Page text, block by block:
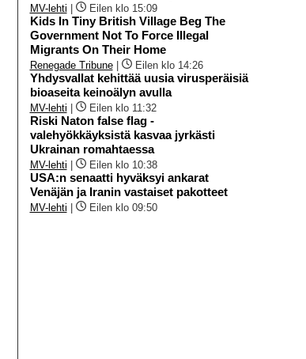
MV-lehti Eilen klo 15:09
Kids In Tiny British Village Beg The
Government Not To Force Illegal
Migrants On Their Home
Renegade Tribune| Eilen klo 14:26
Yhdysvallat kehittää uusia virusperäisiä
bioaseita keinoälyn avulla
MV-lehti Eilen klo 11:32
Riski Naton false flag -
valehyökkäyksistä kasvaa jyrkästi
Ukrainan romahtaessa
MV-lehti Eilen klo 10:38
USA:n senaatti hyväksyi ankarat
Venäjän ja Iranin vastaiset pakotteet
MV-lehti Eilen klo 09:50